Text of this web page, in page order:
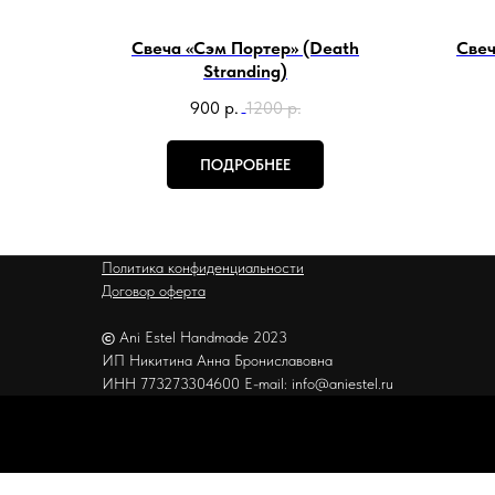
Свеча «Сэм Портер» (Death
Stranding)
900 р. 1200 р.
ПОДРОБНЕЕ
Политика конфиденциальности
Договор оферта
© Ani Estel Handmade 2023
ИП Никитина Анна Брониславовна
ИНН 773273304600 E-mail: info@aniestel.ru